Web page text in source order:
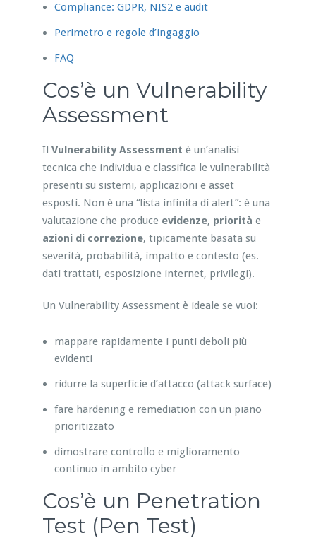
Compliance: GDPR, NIS2 e audit
Perimetro e regole d’ingaggio
FAQ
Cos’è un Vulnerability
Assessment
Il Vulnerability Assessment è un’analisi
tecnica che individua e classifica le vulnerabilità
presenti su sistemi, applicazioni e asset
esposti. Non è una “lista infinita di alert”: è una
valutazione che produce evidenze, priorità e
azioni di correzione, tipicamente basata su
severità, probabilità, impatto e contesto (es.
dati trattati, esposizione internet, privilegi).
Un Vulnerability Assessment è ideale se vuoi:
mappare rapidamente i punti deboli più
evidenti
ridurre la superficie d’attacco (attack surface)
fare hardening e remediation con un piano
prioritizzato
dimostrare controllo e miglioramento
continuo in ambito cyber
Cos’è un Penetration
Test (Pen Test)